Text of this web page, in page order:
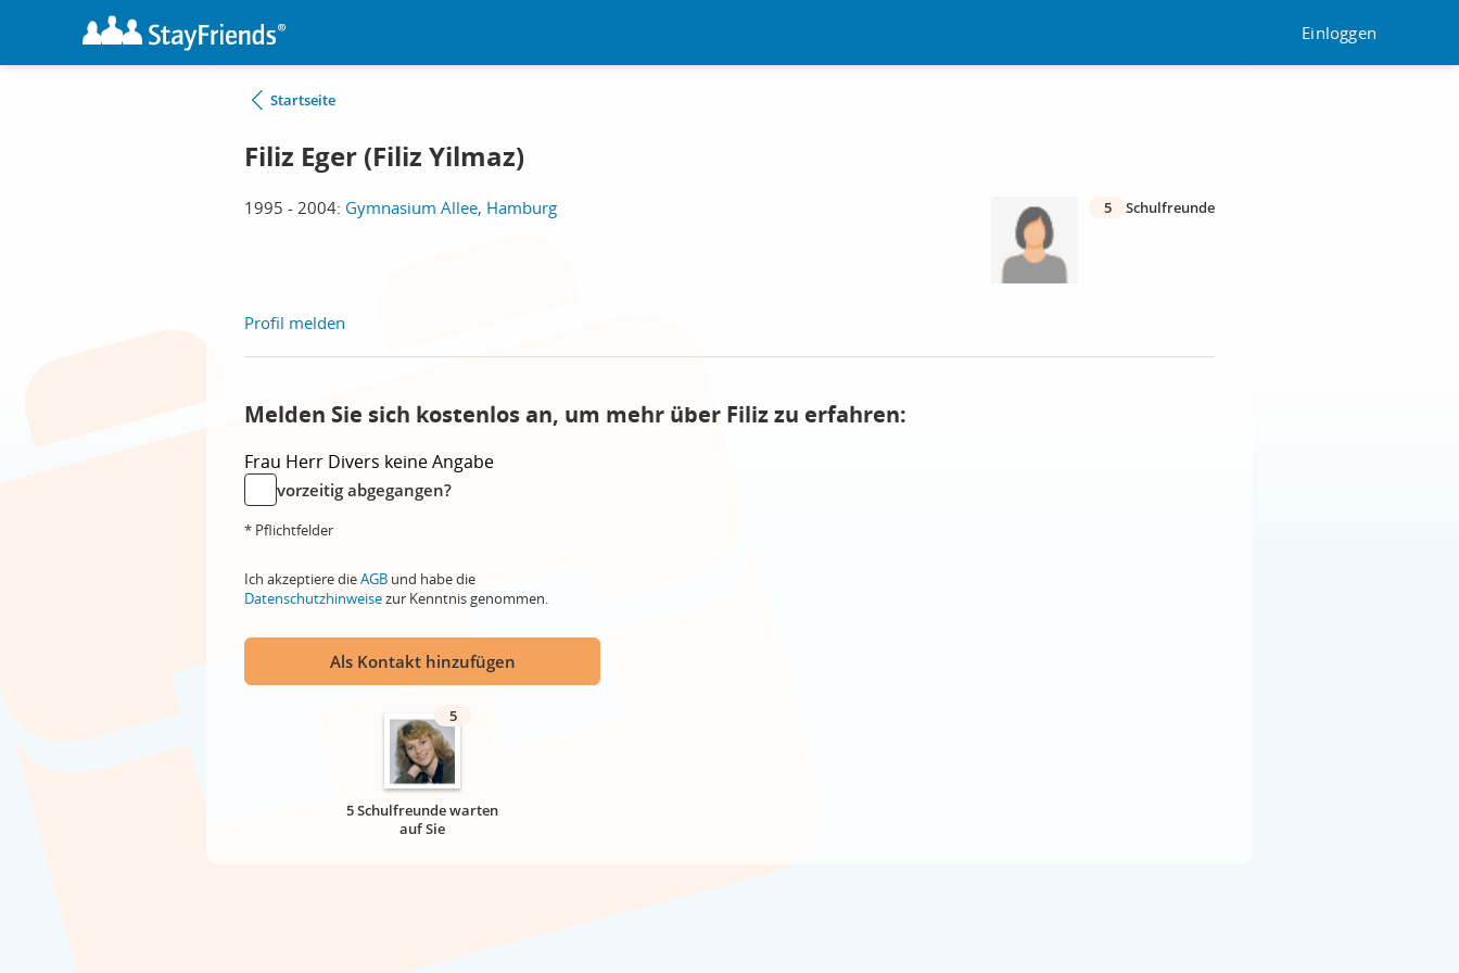
Einloggen
Startseite
Filiz Eger (Filiz Yilmaz)
1995 - 2004: Gymnasium Allee, Hamburg 5 Schulfreunde
Profil melden
Melden Sie sich kostenlos an, um mehr über Filiz zu erfahren:
Frau Herr Divers keine Angabe
vorzeitig abgegangen?
* Pflichtfelder
Ich akzeptiere dieAGB und habe die
Datenschutzhinweisezur Kenntnis genommen.
Als Kontakt hinzufügen
5
5 Schulfreunde warten
auf Sie